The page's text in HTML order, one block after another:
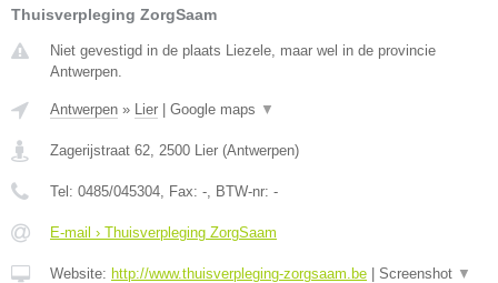
Thuisverpleging ZorgSaam
Niet gevestigd in de plaats Liezele, maar wel in de provincie
Antwerpen.
Antwerpen » Lier Google maps ▼
Zagerijstraat 62, 2500 Lier (Antwerpen)
Tel: 0485/045304, Fax: -, BTW-nr: -
E-mail › Thuisverpleging ZorgSaam
Website: http://www.thuisverpleging-zorgsaam.be Screenshot ▼